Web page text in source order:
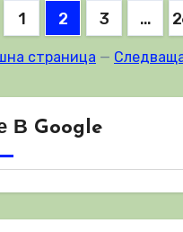
1 2 3 …
страница —
В Google